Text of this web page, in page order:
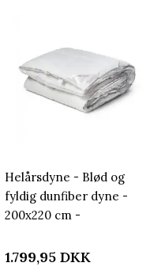
Helårsdyne - Blød og
fyldig dunfiber dyne -
200x220 cm -
allergivenlig fiberdyne
1.799,95 DKK